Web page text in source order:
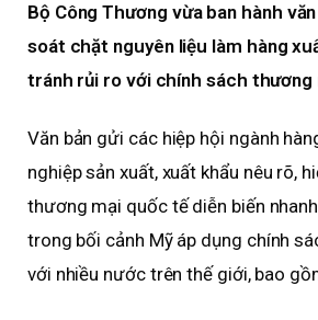
Bộ Công Thương vừa ban hành
soát chặt nguyên liệu làm hàng
tránh rủi ro với chính sách thương
Văn bản gửi các hiệp hội ngành
nghiệp sản xuất, xuất khẩu nêu rõ,
thương mại quốc tế diễn biến
trong bối cảnh Mỹ áp dụng chính
với nhiều nước trên thế giới, bao